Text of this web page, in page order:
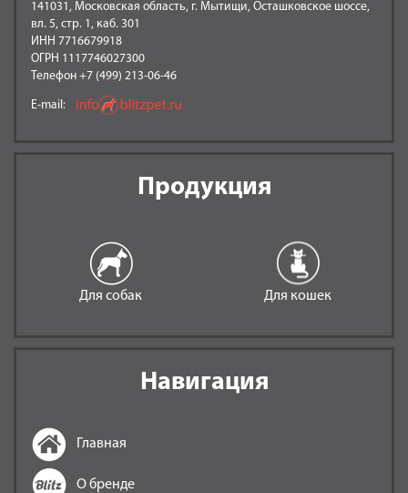
141031, Московская область, г. Мытищи, Осташковское шоссе,
вл. 5, стр. 1, каб. 301
ИНН 7716679918
ОГРН 1117746027300
Телефон +7 (499) 213-06-46
E-mail:
Продукция
Для собак Для кошек
Навигация
Главная
О бренде